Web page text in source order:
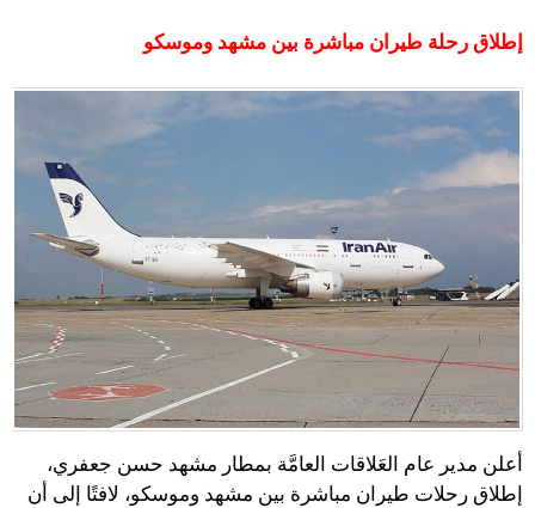
إطلاق رحلة طيران مباشرة بين مشهد وموسكو
أعلن مدير عام العَلاقات العامَّة بمطار مشهد حسن جعفري،
إطلاق رحلات طيران مباشرة بين مشهد وموسكو، لافتًا إلى أن